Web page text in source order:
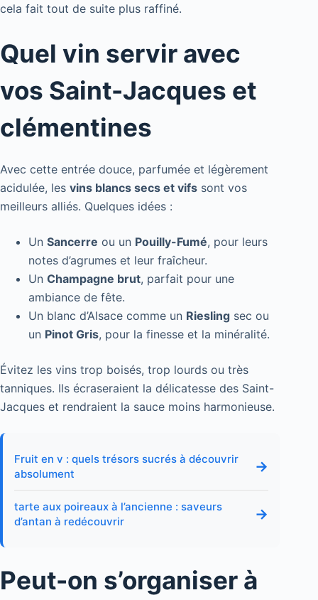
cela fait tout de suite plus raffiné.
Quel vin servir avec
vos Saint-Jacques et
clémentines
Avec cette entrée douce, parfumée et légèrement
acidulée, les vins blancs secs et vifs sont vos
meilleurs alliés. Quelques idées :
Un Sancerre ou un Pouilly-Fumé, pour leurs
notes d’agrumes et leur fraîcheur.
Un Champagne brut, parfait pour une
ambiance de fête.
Un blanc d’Alsace comme un Riesling sec ou
un Pinot Gris, pour la finesse et la minéralité.
Évitez les vins trop boisés, trop lourds ou très
tanniques. Ils écraseraient la délicatesse des Saint-
Jacques et rendraient la sauce moins harmonieuse.
Fruit en v : quels trésors sucrés à découvrir
absolument
→
tarte aux poireaux à l’ancienne : saveurs
d’antan à redécouvrir
→
Peut-on s’organiser à